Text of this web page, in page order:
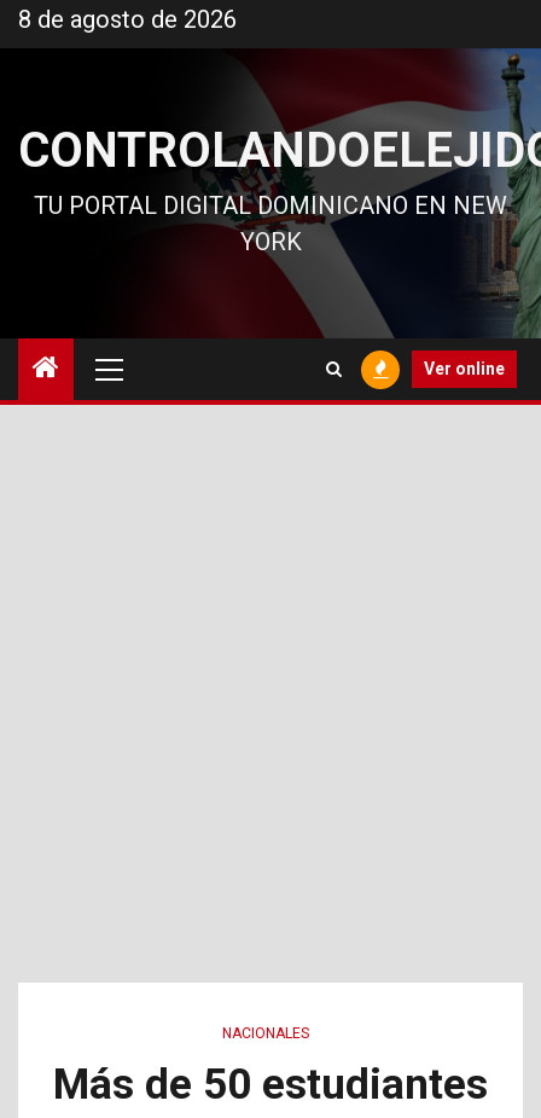
al
8 de agosto de 2026
TU PORTAL DIGITAL DOMINICANO EN NEW
YORK
principal
Ver online
NACIONALES
Más de 50 estudiantes